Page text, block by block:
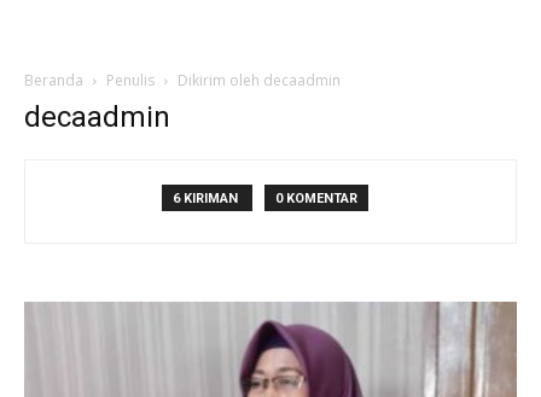
Beranda Penulis Dikirim oleh decaadmin
decaadmin
6 KIRIMAN 0 KOMENTAR